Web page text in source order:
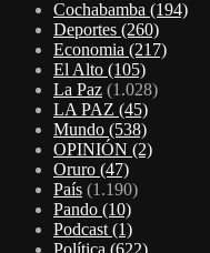
Cochabamba (194)
Deportes (260)
Economia (217)
El Alto (105)
La Paz (1.028)
LA PAZ (45)
Mundo (538)
OPINIÓN (2)
Oruro (47)
País (1.190)
Pando (10)
Podcast (1)
Política (622)